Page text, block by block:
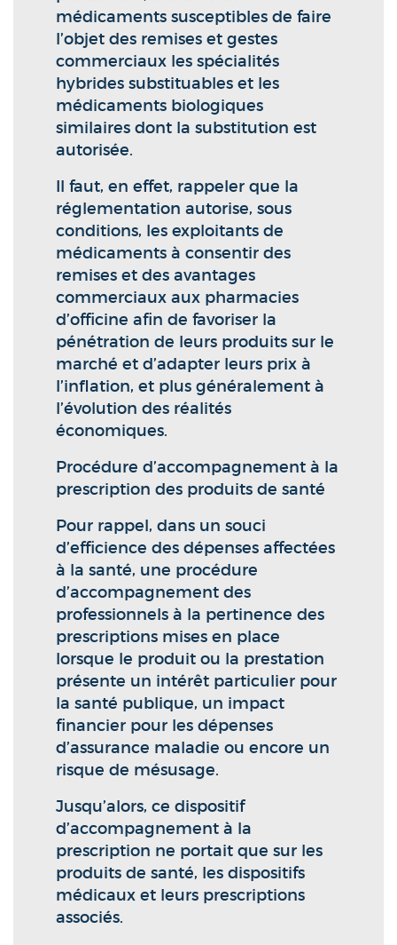
médicaments susceptibles de faire
l’objet des remises et gestes
commerciaux les spécialités
hybrides substituables et les
médicaments biologiques
similaires dont la substitution est
autorisée.
Il faut, en effet, rappeler que la
réglementation autorise, sous
conditions, les exploitants de
médicaments à consentir des
remises et des avantages
commerciaux aux pharmacies
d’officine afin de favoriser la
pénétration de leurs produits sur le
marché et d’adapter leurs prix à
l’inflation, et plus généralement à
l’évolution des réalités
économiques.
Procédure d’accompagnement à la
prescription des produits de santé
Pour rappel, dans un souci
d’efficience des dépenses affectées
à la santé, une procédure
d’accompagnement des
professionnels à la pertinence des
prescriptions mises en place
lorsque le produit ou la prestation
présente un intérêt particulier pour
la santé publique, un impact
financier pour les dépenses
d’assurance maladie ou encore un
risque de mésusage.
Jusqu’alors, ce dispositif
d’accompagnement à la
prescription ne portait que sur les
produits de santé, les dispositifs
médicaux et leurs prescriptions
associés.